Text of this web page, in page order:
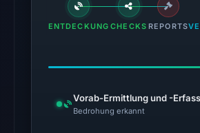
the
domain
on
6,
ENTDECKUNG CHECKS REPORTS
Vorab-Ermittlung und -
Bedrohung erkannt